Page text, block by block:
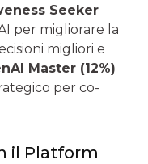
Seeker
per migliorare la
migliori e
Master (12%)
per co-
il Platform